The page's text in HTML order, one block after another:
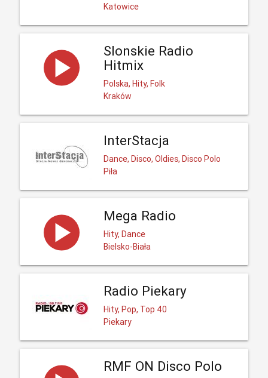
Katowice
Slonskie Radio
Hitmix
Polska, Hity, Folk
Kraków
InterStacja
Dance, Disco, Oldies, Disco Polo
Piła
Mega Radio
Hity, Dance
Bielsko-Biała
Radio Piekary
Hity, Pop, Top 40
Piekary
RMF ON Disco Polo